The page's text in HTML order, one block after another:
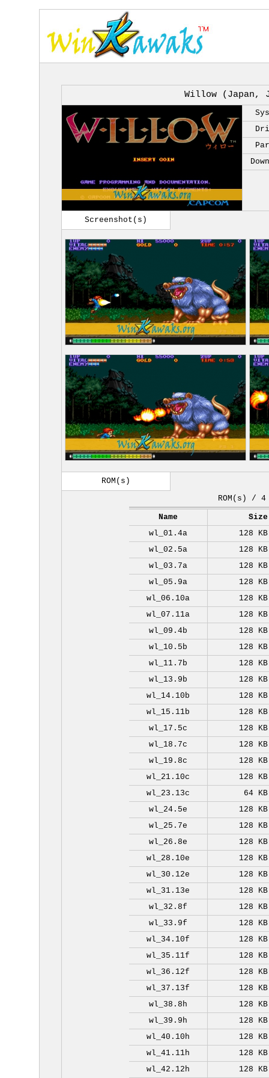
Willow (Japan,
Screenshot(s)
ROM(s)
ROM(s) / 4
Name
Size
wl_01.4a
128 KB
wl_02.5a
128 KB
wl_03.7a
128 KB
wl_05.9a
128 KB
wl_06.10a
128 KB
wl_07.11a
128 KB
wl_09.4b
128 KB
wl_10.5b
128 KB
wl_11.7b
128 KB
wl_13.9b
128 KB
wl_14.10b
128 KB
wl_15.11b
128 KB
wl_17.5c
128 KB
wl_18.7c
128 KB
wl_19.8c
128 KB
wl_21.10c
128 KB
wl_23.13c
64 KB
wl_24.5e
128 KB
wl_25.7e
128 KB
wl_26.8e
128 KB
wl_28.10e
128 KB
wl_30.12e
128 KB
wl_31.13e
128 KB
wl_32.8f
128 KB
wl_33.9f
128 KB
wl_34.10f
128 KB
wl_35.11f
128 KB
wl_36.12f
128 KB
wl_37.13f
128 KB
wl_38.8h
128 KB
wl_39.9h
128 KB
wl_40.10h
128 KB
wl_41.11h
128 KB
wl_42.12h
128 KB